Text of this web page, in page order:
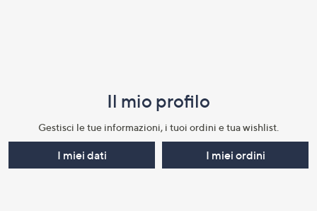
Il mio profilo​
Gestisci le tue informazioni, i tuoi ordini e tua wishlist.​
I miei dati I miei ordini